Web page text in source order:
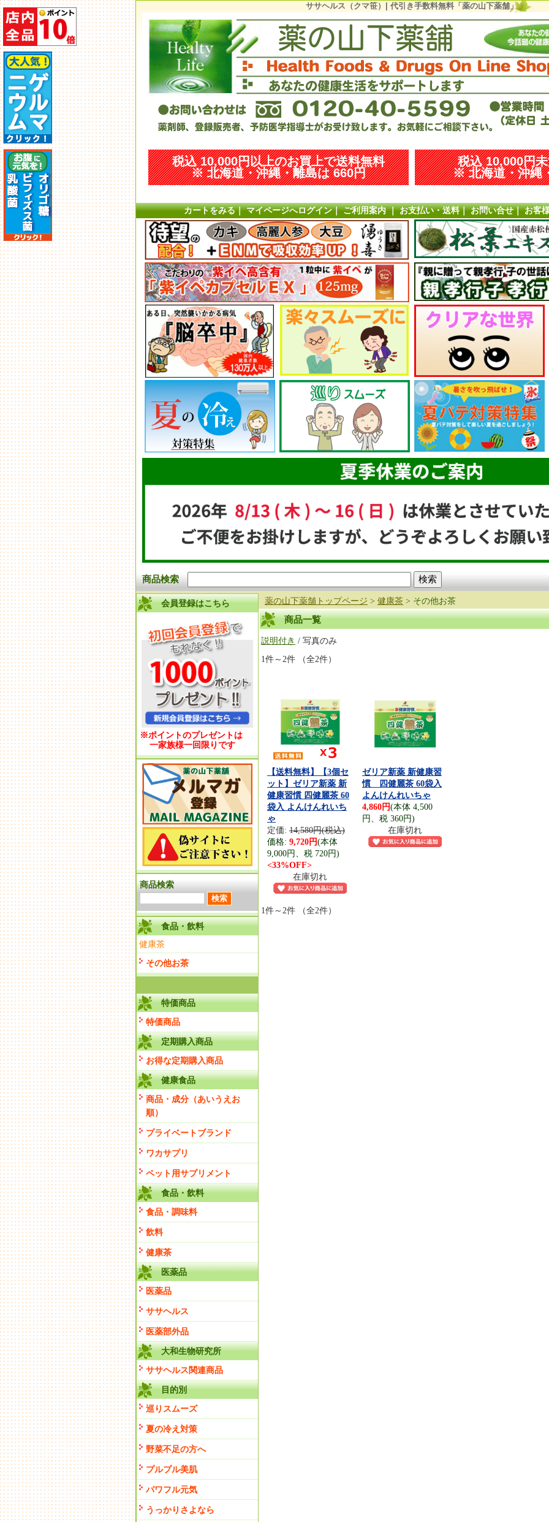
ササヘルス（クマ笹）| 代引き手数料無料「薬の山下薬舗」
税込 10,000円以上のお買上で送料無料
※ 北海道・沖縄・離島は 660円
税込 10,000円
※ 北海道・沖縄
カートをみる｜マイページへログイン｜ご利用案内｜お支払い・送料｜お問い合せ｜お客
商品検索
会員登録はこちら
※ポイントのプレゼントは
一家族様一回限りです
商品検索
食品・飲料
健康茶
その他お茶
特価商品
特価商品
定期購入商品
お得な定期購入商品
健康食品
商品・成分（あいうえお
順）
プライベートブランド
ワカサプリ
ペット用サプリメント
食品・飲料
食品・調味料
飲料
健康茶
医薬品
医薬品
ササヘルス
医薬部外品
大和生物研究所
ササヘルス関連商品
目的別
巡りスムーズ
夏の冷え対策
野菜不足の方へ
プルプル美肌
パワフル元気
うっかりさよなら
薬の山下薬舗トップページ > 健康茶 > その他お茶
商品一覧
説明付き / 写真のみ
1件～2件 （全2件）
【送料無料】【3個セ
ット】ゼリア新薬 新
健康習慣 四健麗茶 60
袋入 よんけんれいち
ゃ
定価: 14,580円(税込)
価格: 9,720円(本体
9,000円、税 720円)
<33%OFF>
在庫切れ
ゼリア新薬 新健康習
慣 四健麗茶 60袋入
よんけんれいちゃ
4,860円(本体 4,500
円、税 360円)
在庫切れ
1件～2件 （全2件）